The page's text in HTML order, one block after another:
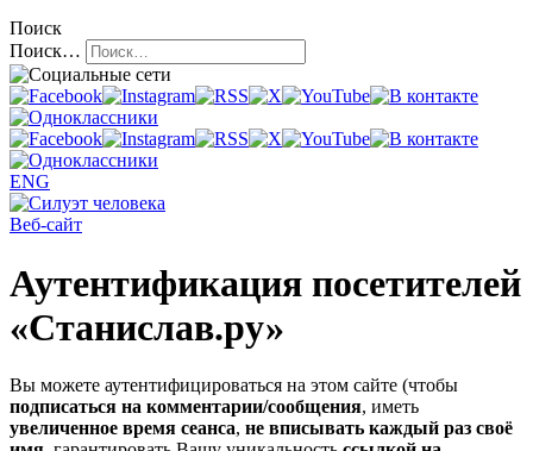
Поиск
Поиск…
ENG
Веб-сайт
Аутентификация посетителей
«Станислав.ру»
Вы можете аутентифицироваться на этом сайте (чтобы
подписаться на комментарии/сообщения, иметь
увеличенное время сеанса, не вписывать каждый раз своё